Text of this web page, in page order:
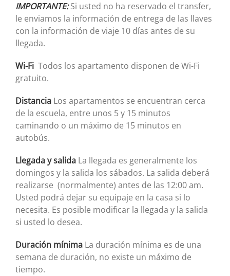
IMPORTANTE:Si usted no ha reservado el transfer,
le enviamos la información de entrega de las llaves
con la información de viaje 10 días antes de su
llegada.
Wi-Fi Todos los apartamento disponen de Wi-Fi
gratuito.
Distancia Los apartamentos se encuentran cerca
de la escuela, entre unos 5 y 15 minutos
caminando o un máximo de 15 minutos en
autobús.
Llegada y salida La llegada es generalmente los
domingos y la salida los sábados. La salida deberá
realizarse (normalmente) antes de las 12:00 am.
Usted podrá dejar su equipaje en la casa si lo
necesita. Es posible modificar la llegada y la salida
si usted lo desea.
Duración mínima La duración mínima es de una
semana de duración, no existe un máximo de
tiempo.